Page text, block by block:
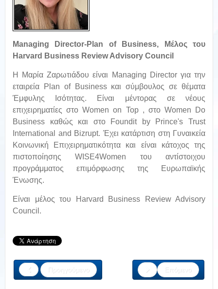
Managing Director-Plan of Business,
Μέλος του
Harvard Business Review Advisory Council
Η Μαρία Ζαρωτιάδου είναι Managing Director για την
εταιρεία Plan of Business και σύμβουλος σε θέματα
Έμφυλης Ισότητας. Είναι μέντορας σε νέους
επιχειρηματίες στο Women on Top , στο Women Do
Business καθώς και στο Foundit by Prince's Trust
International and Bizrupt. Έχει κατάρτιση στη Γυναικεία
Κοινωνική Επιχειρηματικότητα και είναι κάτοχος της
πιστοποίησης WISE4Women του αντίστοιχου
προγράμματος επιμόρφωσης της Ευρωπαϊκής
Ένωσης.
Είναι μέλος του Harvard Business Review Advisory
Council.
Προηγούμενο Επόμενο